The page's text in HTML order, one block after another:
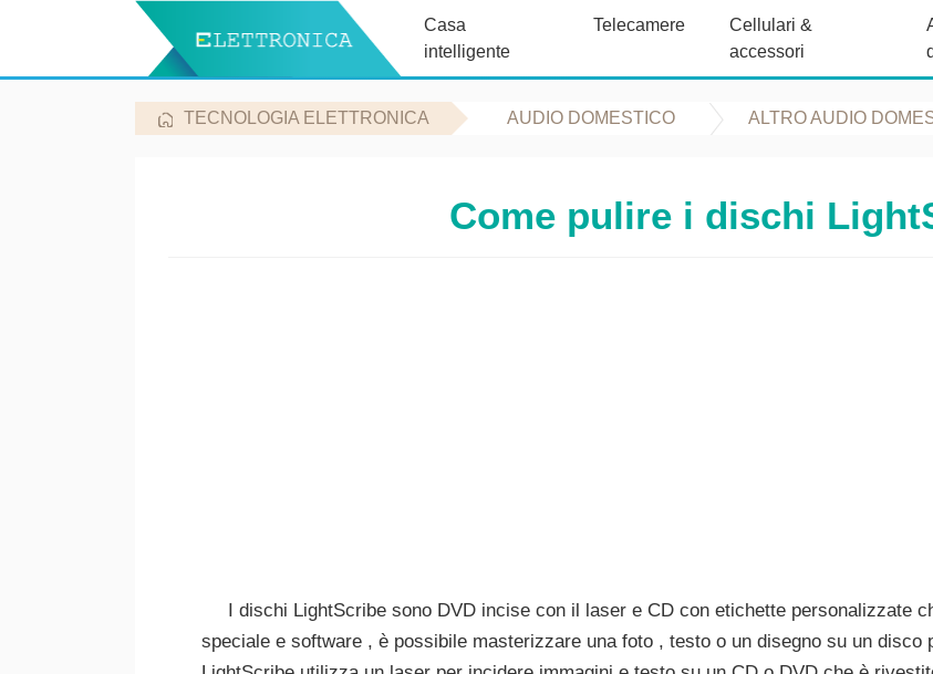
Casa
intelligente
Telecamere
Cellulari &
accessori
TECNOLOGIA ELETTRONICA AUDIO DOMESTICO ALTRO AUDIO
Come pulire i dischi
I dischi LightScribe sono DVD incise con il laser e CD con etichette personalizzate
speciale e software , è possibile masterizzare una foto , testo o un disegno su un disco